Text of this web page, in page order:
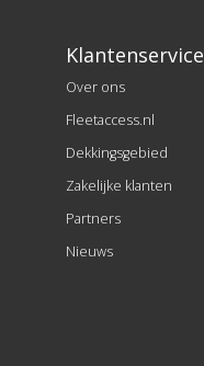
Klantenservice
Over ons
Fleetaccess.nl
Dekkingsgebied
Zakelijke klanten
Partners
Nieuws